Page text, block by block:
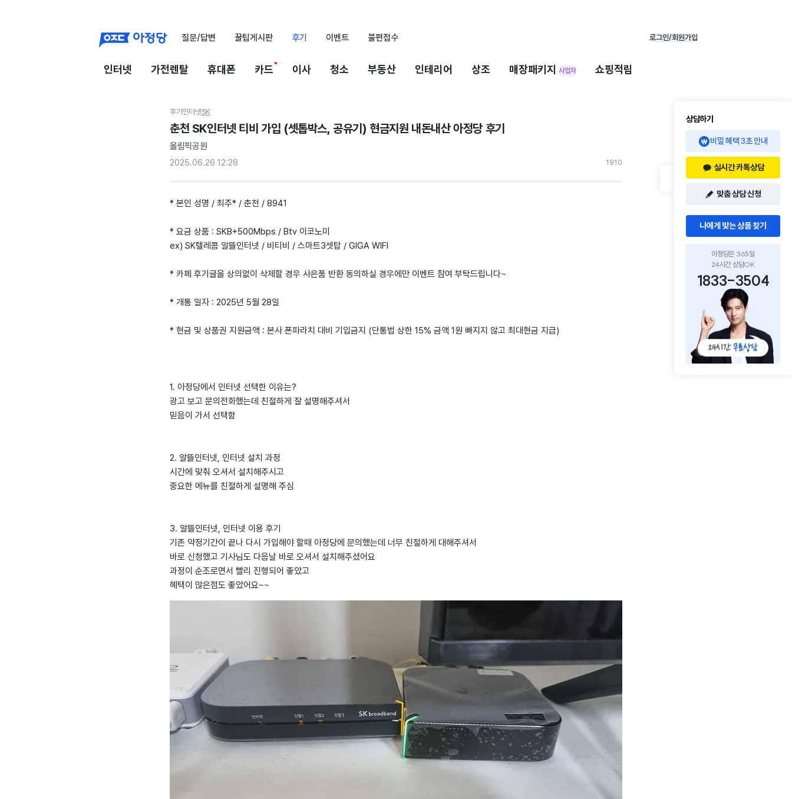
질문/답변 꿀팁게시판 후기 이벤트 불편접수 로그인/회원가입
인터넷 가전렌탈 휴대폰 카드 이사 청소 부동산 인테리어 상조 매장패키지 사업자 쇼핑적립
후기 인터넷SK
춘천 SK인터넷 티비 가입 (셋톱박스, 공유기) 현금지원 내돈내산 아정당 후기
올림픽공원
2025.06.26 12:28
191 0
* 본인 성명 / 최주* / 춘천 / 8941
* 요금 상품 : SKB+500Mbps / Btv 이코노미
ex) SK텔레콤 알뜰인터넷 / 비티비 / 스마트3셋탑 / GIGA WIFI
* 카페 후기글을 상의없이 삭제할 경우 사은품 반환 동의하실 경우에만 이벤트 참여 부탁드립니다~
* 개통 일자 : 2025년 5월 28일
* 현금 및 상품권 지원금액 : 본사 폰파라치 대비 기입금지 (단통법 상한 15% 금액 1원 빠지지 않고 최대현금 지급)
1. 아정당에서 인터넷 선택한 이유는?
광고 보고 문의전화했는데 친절하게 잘 설명해주셔서
믿음이 가서 선택함
2. 알뜰인터넷, 인터넷 설치 과정
시간에 맞춰 오셔서 설치해주시고
중요한 메뉴를 친절하게 설명해 주심
3. 알뜰인터넷, 인터넷 이용 후기
기존 약정기간이 끝나 다시 가입해야 할때 아정당에 문의했는데 너무 친절하게 대해주셔서
바로 신청했고 기사님도 다음날 바로 오셔서 설치해주셨어요
과정이 순조로면서 빨리 진행되어 좋았고
혜택이 많은점도 좋았어요~~
상담하기
비밀 혜택 3초 안내
실시간 카톡상담
맞춤 상담 신청
나에게 맞는 상품 찾기
아정당은 365일
24시간 상담OK
1833-3504